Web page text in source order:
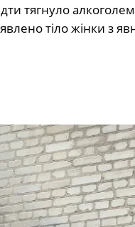
тягнуло алкоголем
тіло жінки з